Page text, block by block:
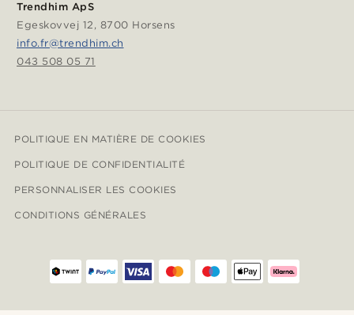
Trendhim ApS
Egeskovvej 12, 8700 Horsens
info.fr@trendhim.ch
043 508 05 71
POLITIQUE EN MATIÈRE DE COOKIES
POLITIQUE DE CONFIDENTIALITÉ
PERSONNALISER LES COOKIES
CONDITIONS GÉNÉRALES